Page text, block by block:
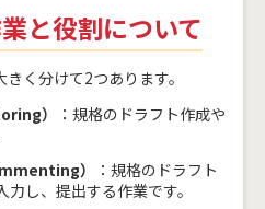
と役割について
く分けて2つあります。
）
：規格のドラフト作成や
）
：規格のドラフト
し、提出する作業です。